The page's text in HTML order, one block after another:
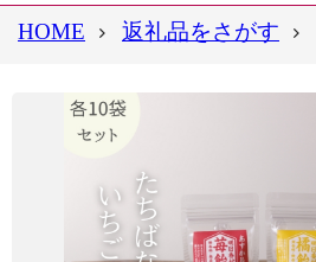
HOME 返礼品をさがす